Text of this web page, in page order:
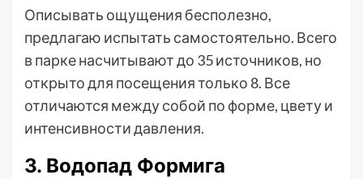
Описывать ощущения бесполезно,
предлагаю испытать самостоятельно. Всего
в парке насчитывают до 35 источников, но
открыто для посещения только 8. Все
отличаются между собой по форме, цвету и
интенсивности давления.
3. Водопад Формига